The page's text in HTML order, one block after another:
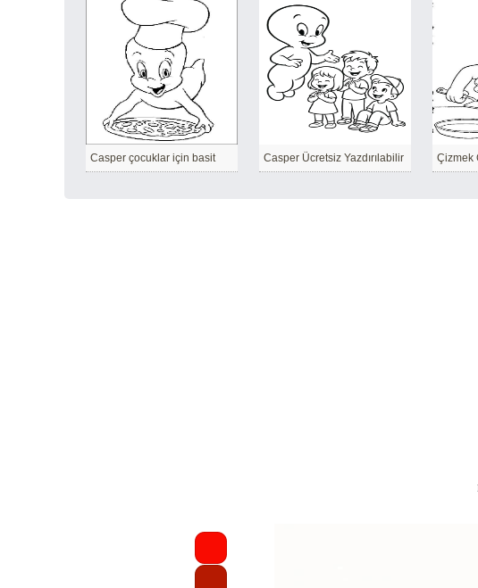
Casper çocuklar için basit Casper Ücretsiz Yazdırılabilir